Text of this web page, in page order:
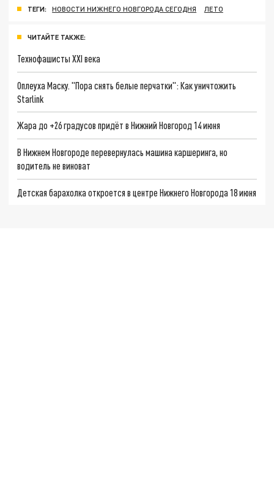
ТЕГИ: НОВОСТИ НИЖНЕГО НОВГОРОДА СЕГОДНЯ ЛЕТО
ЧИТАЙТЕ ТАКЖЕ:
Технофашисты XXI века
Оплеуха Маску. "Пора снять белые перчатки": Как уничтожить
Starlink
Жара до +26 градусов придёт в Нижний Новгород 14 июня
В Нижнем Новгороде перевернулась машина каршеринга, но
водитель не виноват
Детская барахолка откроется в центре Нижнего Новгорода 18 июня